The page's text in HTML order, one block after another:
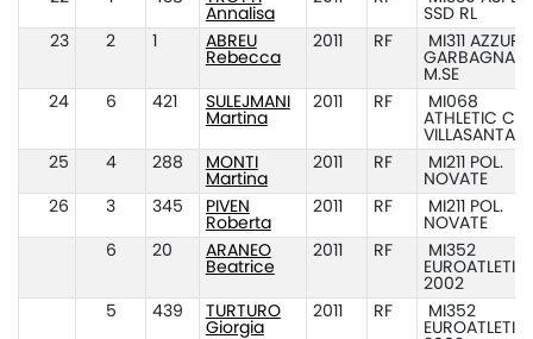
Annalisa
SSD RL
23
2
ABREU
Rebecca
2011 RF
MI311
GARBAGNATE
M.SE
24
6 421
SULEJMANI
Martina
2011 RF
MI068
ATHLETIC
VILLASANTA
25
4 288
MONTI
Martina
2011 RF
MI211 POL.
NOVATE
26
3 345
PIVEN
Roberta
2011 RF
MI211 POL.
NOVATE
6
20
ARANEO
Beatrice
2011 RF
MI352
2002
5
439
TURTURO
Giorgia
2011 RF
MI352